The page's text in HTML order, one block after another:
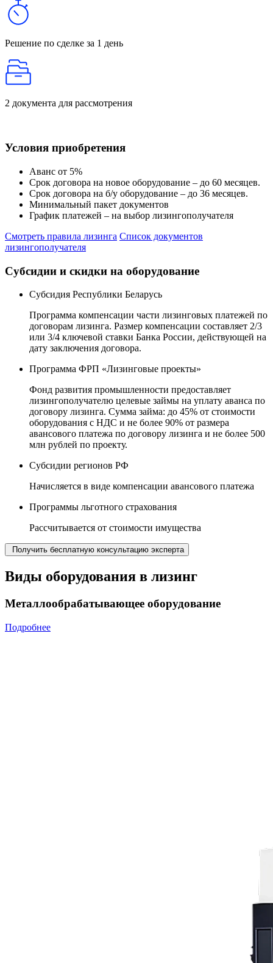
Решение по сделке за 1 день
2 документа для рассмотрения
Условия приобретения
Аванс от 5%
Срок договора на новое оборудование – до 60 месяцев.
Срок договора на б/у оборудование – до 36 месяцев.
Минимальный пакет документов
График платежей – на выбор лизингополучателя
Смотреть правила лизинга Список документов
лизингополучателя
Субсидии и скидки на оборудование
Субсидия Республики Беларусь
Программа компенсации части лизинговых платежей по
договорам лизинга. Размер компенсации составляет 2/3
или 3/4 ключевой ставки Банка России, действующей на
дату заключения договора.
Программа ФРП «Лизинговые проекты»
Фонд развития промышленности предоставляет
лизингополучателю целевые займы на уплату аванса по
договору лизинга. Сумма займа: до 45% от стоимости
оборудования с НДС и не более 90% от размера
авансового платежа по договору лизинга и не более 500
млн рублей по проекту.
Субсидии регионов РФ
Начисляется в виде компенсации авансового платежа
Программы льготного страхования
Рассчитывается от стоимости имущества
Получить бесплатную консультацию эксперта
Виды оборудования в лизинг
Металлообрабатывающее оборудование
Подробнее